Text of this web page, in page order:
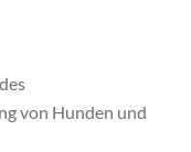
von Hunden und